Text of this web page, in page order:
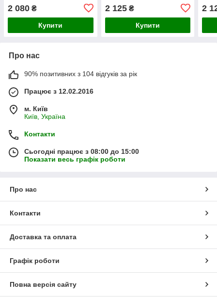
2 080 ₴
Купити
2 125₴
Купити
2
Про нас
90% позитивних з 104 відгуків за рік
Працює з 12.02.2016
м. Київ
Київ, Україна
Контакти
Сьогодні працює з 08:00 до 15:00
Показати весь графік роботи
Про нас
Контакти
Доставка та оплата
Графік роботи
Повна версія сайту